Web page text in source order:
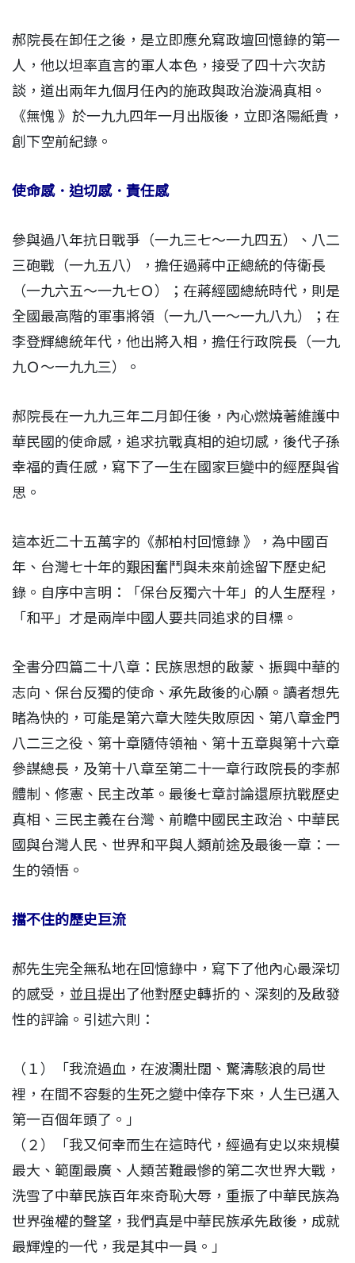
郝院長在卸任之後，是立即應允寫政壇回憶錄的第一
人，他以坦率直言的軍人本色，接受了四十六次訪
談，道出兩年九個月任內的施政與政治漩渦真相。
《無愧 》於一九九四年一月出版後，立即洛陽紙貴，
創下空前紀錄。
使命感．迫切感．責任感
參與過八年抗日戰爭（一九三七～一九四五）、八二
三砲戰（一九五八），擔任過蔣中正總統的侍衛長
（一九六五～一九七Ｏ）；在蔣經國總統時代，則是
全國最高階的軍事將領（一九八一～一九八九）；在
李登輝總統年代，他出將入相，擔任行政院長（一九
九Ｏ～一九九三）。
郝院長在一九九三年二月卸任後，內心燃燒著維護中
華民國的使命感，追求抗戰真相的迫切感，後代子孫
幸福的責任感，寫下了一生在國家巨變中的經歷與省
思。
這本近二十五萬字的《郝柏村回憶錄 》，為中國百
年、台灣七十年的艱困奮鬥與未來前途留下歷史紀
錄。自序中言明：「保台反獨六十年」的人生歷程，
「和平」才是兩岸中國人要共同追求的目標。
全書分四篇二十八章：民族思想的啟蒙、振興中華的
志向、保台反獨的使命、承先啟後的心願。讀者想先
睹為快的，可能是第六章大陸失敗原因、第八章金門
八二三之役、第十章隨侍領袖、第十五章與第十六章
參謀總長，及第十八章至第二十一章行政院長的李郝
體制、修憲、民主改革。最後七章討論還原抗戰歷史
真相、三民主義在台灣、前瞻中國民主政治、中華民
國與台灣人民、世界和平與人類前途及最後一章：一
生的領悟。
擋不住的歷史巨流
郝先生完全無私地在回憶錄中，寫下了他內心最深切
的感受，並且提出了他對歷史轉折的、深刻的及啟發
性的評論。引述六則：
（１）「我流過血，在波瀾壯闊、驚濤駭浪的局世
裡，在間不容髮的生死之變中倖存下來，人生已邁入
第一百個年頭了。」
（２）「我又何幸而生在這時代，經過有史以來規模
最大、範圍最廣、人類苦難最慘的第二次世界大戰，
洗雪了中華民族百年來奇恥大辱，重振了中華民族為
世界強權的聲望，我們真是中華民族承先啟後，成就
最輝煌的一代，我是其中一員。」